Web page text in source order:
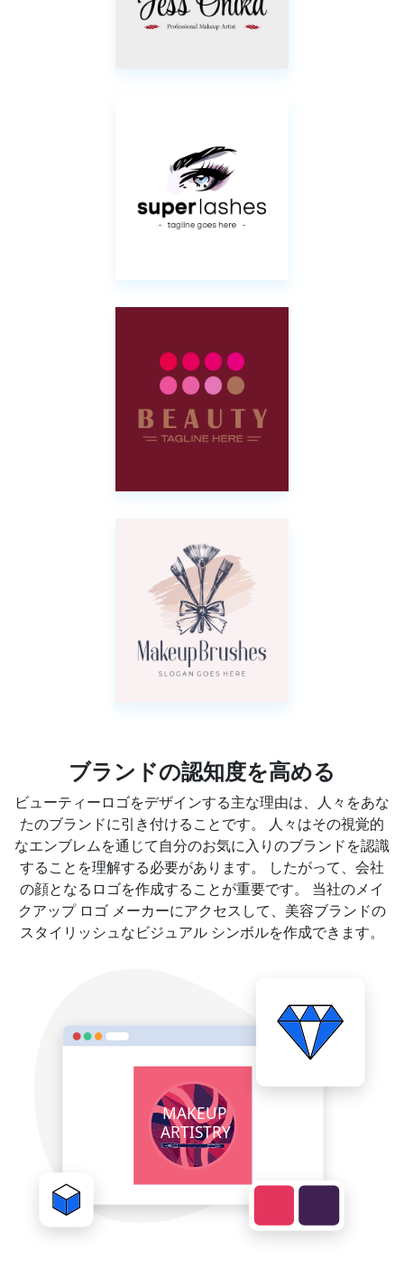
ブランドの認知度を高める
ビューティーロゴをデザインする主な理由は、人々をあな
たのブランドに引き付けることです。 人々はその視覚的
なエンブレムを通じて自分のお気に入りのブランドを認識
することを理解する必要があります。 したがって、会社
の顔となるロゴを作成することが重要です。 当社のメイ
クアップ ロゴ メーカーにアクセスして、美容ブランドの
スタイリッシュなビジュアル シンボルを作成できます。